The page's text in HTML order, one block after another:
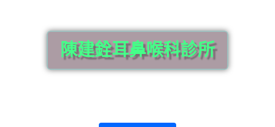
陳建銓耳鼻喉科診所